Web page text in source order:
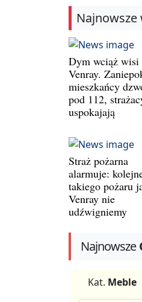
Dym wciąż wisi
Venray.
mieszkańcy
pod 112,
uspokajają
Straż pożarna
alarmuje:
takiego pożaru
Venray nie
udźwigniemy
Najnowsze
Kat. Meble